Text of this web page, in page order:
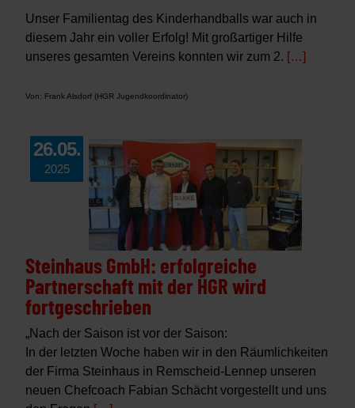
Unser Familientag des Kinderhandballs war auch in
diesem Jahr ein voller Erfolg! Mit großartiger Hilfe
unseres gesamten Vereins konnten wir zum 2. […]
Von: Frank Alsdorf (HGR Jugendkoordinator)
26.05.
2025
Steinhaus GmbH: erfolgreiche
Partnerschaft mit der HGR wird
fortgeschrieben
„Nach der Saison ist vor der Saison:
In der letzten Woche haben wir in den Räumlichkeiten
der Firma Steinhaus in Remscheid-Lennep unseren
neuen Chefcoach Fabian Schächt vorgestellt und uns